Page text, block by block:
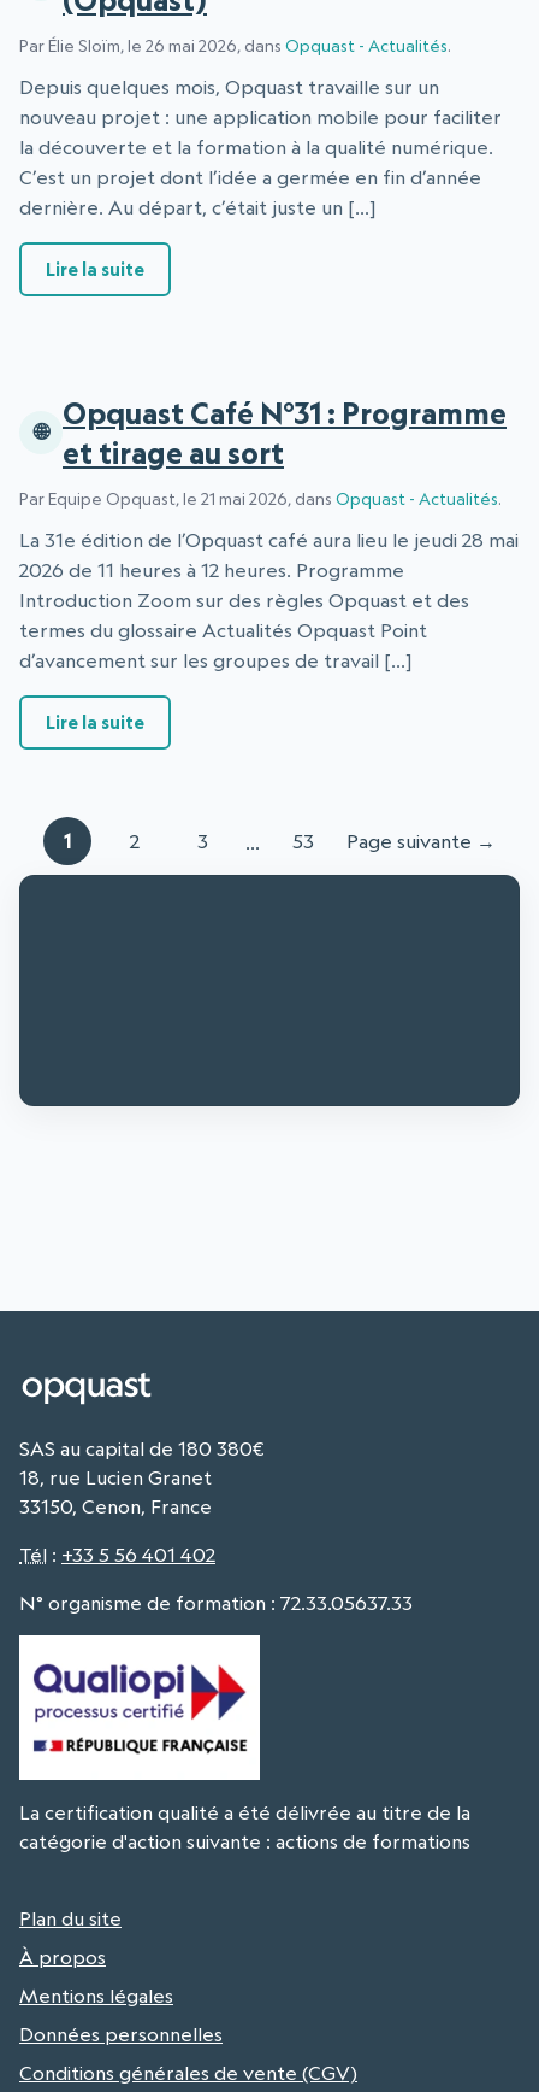
Par Élie Sloïm, le 26 mai 2026, dans Opquast - Actualités.
Depuis quelques mois, Opquast travaille sur un
nouveau projet : une application mobile pour faciliter
la découverte et la formation à la qualité numérique.
C’est un projet dont l’idée a germée en fin d’année
dernière. Au départ, c’était juste un […]
Lire la suite: Testez un nouveau compagnon (Opquast)
Opquast Café N°31 : Programme
et tirage au sort
Par Equipe Opquast, le 21 mai 2026, dans Opquast - Actualités.
La 31e édition de l’Opquast café aura lieu le jeudi 28 mai
2026 de 11 heures à 12 heures. Programme
Introduction Zoom sur des règles Opquast et des
termes du glossaire Actualités Opquast Point
d’avancement sur les groupes de travail […]
Lire la suite: Opquast Café N°31 : Programme et tirage
1 2 3 … 53 Page suivante →
SAS au capital de 180 380€
18, rue Lucien Granet
33150, Cenon, France
Tél : +33 5 56 401 402
N° organisme de formation : 72.33.05637.33
La certification qualité a été délivrée au titre de la
catégorie d'action suivante : actions de formations
Plan du site
À propos
Mentions légales
Données personnelles
Conditions générales de vente (CGV)